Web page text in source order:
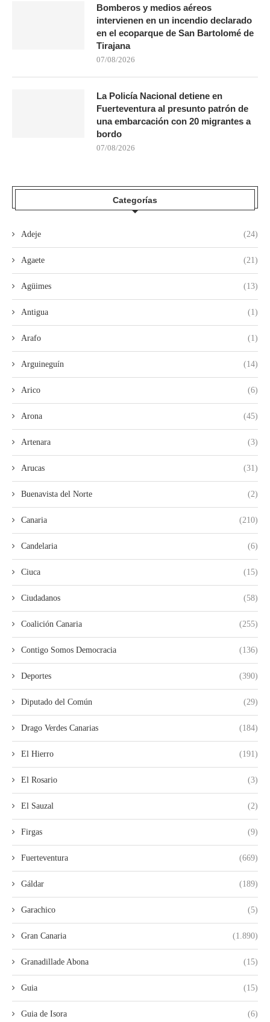
Bomberos y medios aéreos
intervienen en un incendio declarado
en el ecoparque de San Bartolomé de
Tirajana
07/08/2026
La Policía Nacional detiene en
Fuerteventura al presunto patrón de
una embarcación con 20 migrantes a
bordo
07/08/2026
Categorías
Adeje (24)
Agaete (21)
Agüimes (13)
Antigua (1)
Arafo (1)
Arguineguín (14)
Arico (6)
Arona (45)
Artenara (3)
Arucas (31)
Buenavista del Norte (2)
Canaria (210)
Candelaria (6)
Ciuca (15)
Ciudadanos (58)
Coalición Canaria (255)
Contigo Somos Democracia (136)
Deportes (390)
Diputado del Común (29)
Drago Verdes Canarias (184)
El Hierro (191)
El Rosario (3)
El Sauzal (2)
Firgas (9)
Fuerteventura (669)
Gáldar (189)
Garachico (5)
Gran Canaria (1.890)
Granadillade Abona (15)
Guia (15)
Guia de Isora (6)